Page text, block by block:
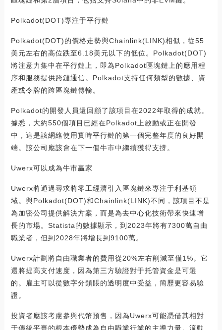
Polkadot(DOT)專注于平行鏈
Polkadot(DOT)的價格走勢與Chainlink(LINK)相似，從55
美元左右的高位跌至6.18美元以下的低位。Polkadot(DOT)
將注意力集中在平行鏈上，即為Polkadot區塊鏈上的應用程
序和服務提供跨鏈通信。Polkadot支持任何類型的數據、資
產或令牌的跨區塊鏈傳輸。
Polkadot的開發人員還回顧了該項目在2022年取得的成就。
據悉，大約550個項目已經在Polkadot上啟動或正在開發
中，這是該網絡使用實時平行鏈的第一個完整年度的良好開
端。該公司應該會在下一個牛市中繼續獲得支撐。
Uwerx可以成為牛市贏家
Uwerx將通過尋求將零工經濟引入區塊鏈來專注于利基領
域。與Polkadot(DOT)和Chainlink(LINK)不同，該項目不是
為加密公司提供解決方案，而是為去中心化技術帶來快速增
長的市場。Statista的數據顯示，到2023年將有7300萬自由
職業者，但到2028年將增長到9100萬。
Uwerx計劃將自由職業者的費用從20%左右削減至僅1%。它
還將提高支付速度，因為第三方驗證對于托管資金是可選
的。雇主可以從數字分類賬的透明度中受益，簡歷更容易驗
證。
投資者應該考慮參與代幣預售，因為Uwerx可能憑借其相對
于傳統平臺的根本優勢成為自由職業行業的主導力量。流動